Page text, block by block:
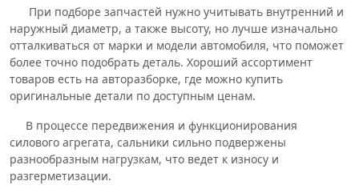
При подборе запчастей нужно учитывать внутренний и
наружный диаметр, а также высоту, но лучше изначально
отталкиваться от марки и модели автомобиля, что поможет
более точно подобрать деталь. Хороший ассортимент
товаров есть на авторазборке, где можно купить
оригинальные детали по доступным ценам.
В процессе передвижения и функционирования
силового агрегата, сальники сильно подвержены
разнообразным нагрузкам, что ведет к износу и
разгерметизации.